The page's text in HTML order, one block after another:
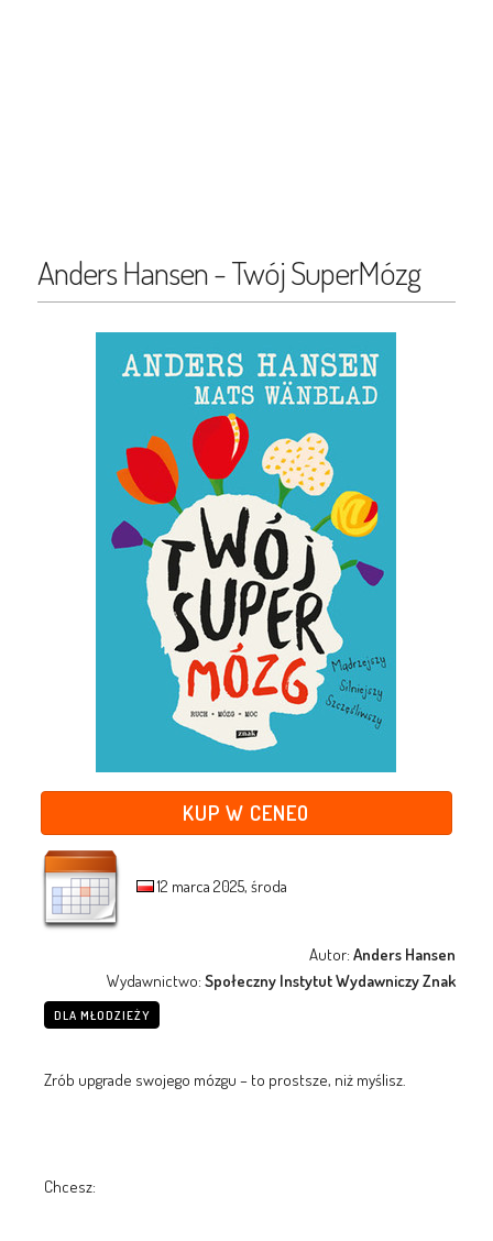
Anders Hansen - Twój SuperMózg
KUP W CENEO
12 marca 2025, środa
Autor:Anders Hansen
Wydawnictwo:Społeczny Instytut Wydawniczy Znak
DLA MŁODZIEŻY
Zrób upgrade swojego mózgu – to prostsze, niż myślisz.
Chcesz: